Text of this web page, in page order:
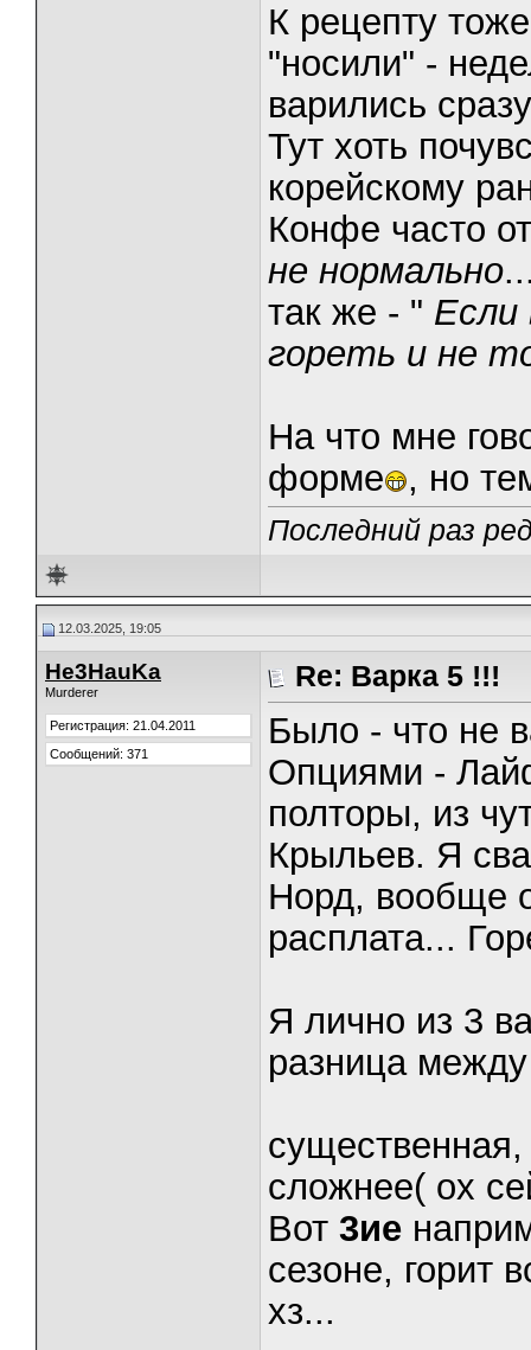
К рецепту
"носили" -
варились
Тут хоть
корейскому
Конфе часто
не нормально
так же - " Если
гореть и не
На что мне
форме
, но
Последний раз
12.03.2025, 19:05
He3HauKa
Murderer
Регистрация: 21.04.2011
Сообщений: 371
Re: Варка 5 !!!
Было - что не
Опциями -
полторы, из
Крыльев. Я
Норд, вообще
расплата...
Я лично из 3
разница
сложнее( ох
Вот 3ие
сезоне, горит
хз...